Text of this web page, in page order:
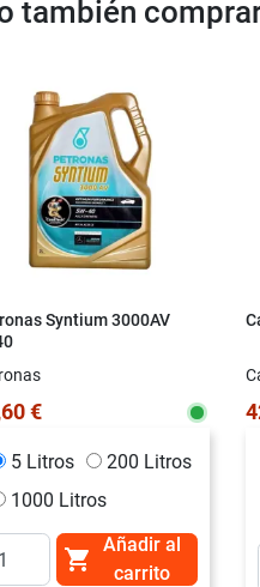
también
Syntium 3000AV
€
5 Litros
200 Litros
1000 Litros

Añadir al
carrito